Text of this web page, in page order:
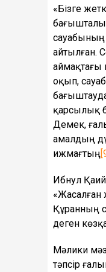
«Бізге
сауабының
айтылған.
аймақтағы
оқып,
қарсылық
Демек,
амалдың
ижмағтың
Ибнул
Құранның
деген
Мәлики
тәпсір